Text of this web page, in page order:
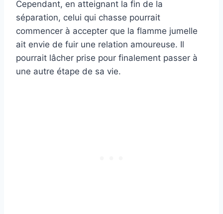
Cependant, en atteignant la fin de la
séparation, celui qui chasse pourrait
commencer à accepter que la flamme jumelle
ait envie de fuir une relation amoureuse. Il
pourrait lâcher prise pour finalement passer à
une autre étape de sa vie.